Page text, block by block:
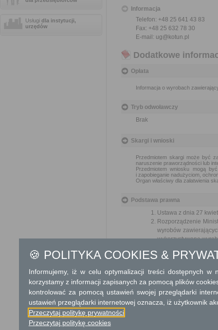
Usługi dla instytucji,
urzędów
Informacja
Telefon: +48 25 641 43 83
Fax: +48 25 632 78 30
E-mail: ug@kotun.pl
Dodatkowe
Opłata
Informacja o wyrobach
Tryb odwoławczy
Brak
Skargi i wnioski
Przedmiotem skargi może być
naruszenie praworządności lub
Przedmiotem wniosku mogą
i zapobieganie nadużyciom,
Organ właściwy dla załatwienia
Podstawa prawna
Ustawa z dnia 27
Rozporządzenie
wyrobów
wykorzystywane
warunków
Ochrona danych osobowych
W związku z realizacją
2016/679 z dnia 27 kwietnia
🍪 POLITYKA COOKIES &
Informujemy, iż w celu optymalizacji treści dostępnych w
korzystamy z informacji zapisanych za pomocą plików
kontrolować za pomocą ustawień swojej przeglądarki
ustawień przeglądarki internetowej oznacza, iż użytkownik
Przeczytaj politykę prywatności
Przeczytaj politykę cookies